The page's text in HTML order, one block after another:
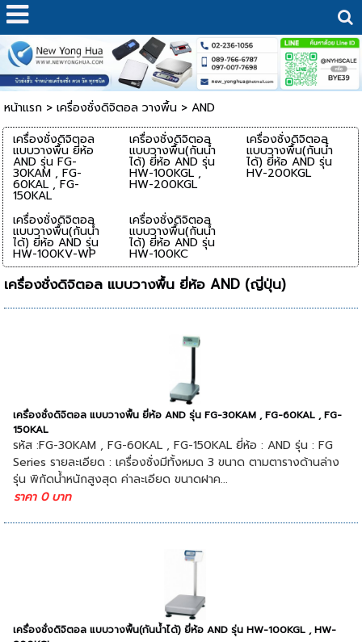
หน้าแรก> เครื่องชั่งดิจิตอล วางพื้น> AND
เครื่องชั่งดิจิตอล
แบบวางพื้น ยี่ห้อ
AND รุ่น FG-
30KAM , FG-
60KAL , FG-
150KAL
เครื่องชั่งดิจิตอล
แบบวางพื้น(กันน้ำ
ได้) ยี่ห้อ AND รุ่น
HW-100KGL ,
HW-200KGL
เครื่องชั่งดิจิตอล
แบบวางพื้น(กันน้ำ
ได้) ยี่ห้อ AND รุ่น
HV-200KGL
เครื่องชั่งดิจิตอล
แบบวางพื้น(กันน้ำ
ได้) ยี่ห้อ AND รุ่น
HW-100KV-WP
เครื่องชั่งดิจิตอล
แบบวางพื้น(กันน้ำ
ได้) ยี่ห้อ AND รุ่น
HW-100KC
เครื่องชั่งดิจิตอล แบบวางพื้น ยี่ห้อ AND (ญี่ปุ่น)
เครื่องชั่งดิจิตอล แบบวางพื้น ยี่ห้อ AND รุ่น FG-30KAM , FG-60KAL , FG-
150KAL
รหัส :FG-30KAM , FG-60KAL , FG-150KAL ยี่ห้อ : AND รุ่น : FG
Series รายละเอียด : เครื่องชั่งมีทั้งหมด 3 ขนาด ตามตารางด้านล่าง
รุ่น พิกัดน้ำหนักสูงสุด ค่าละเอียด ขนาดฝาค...
ราคา 0 บาท
เครื่องชั่งดิจิตอล แบบวางพื้น(กันน้ำได้) ยี่ห้อ AND รุ่น HW-100KGL , HW-